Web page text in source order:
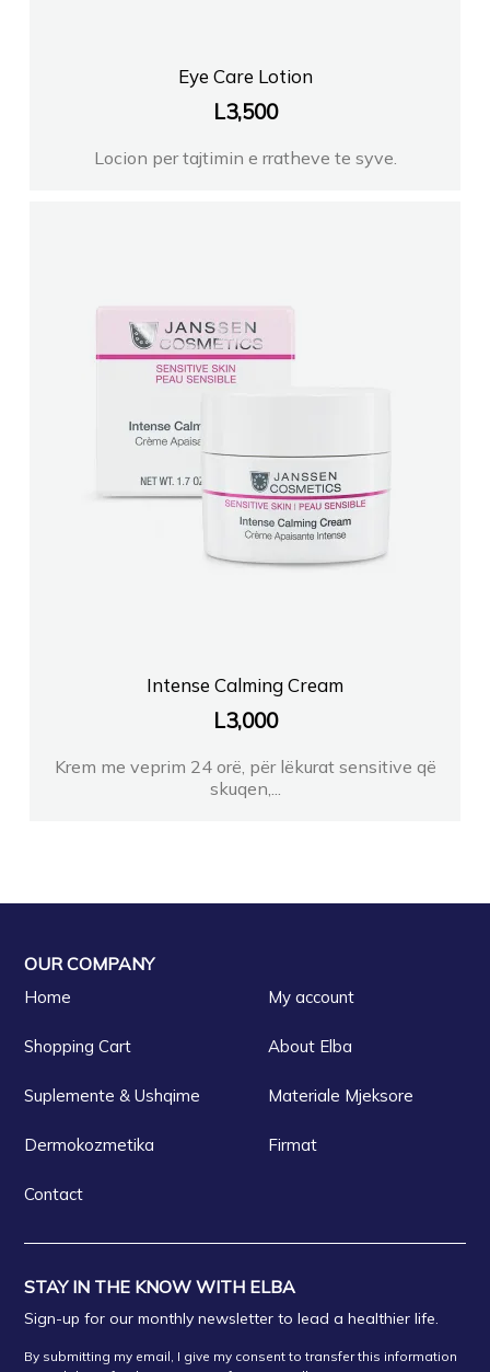
Eye Care Lotion
L3,500
Locion per tajtimin e rratheve te syve.
Intense Calming Cream
L3,000
Krem me veprim 24 orë, për lëkurat sensitive që
skuqen,...
OUR COMPANY
Home My account
Shopping Cart About Elba
Suplemente & Ushqime Materiale Mjeksore
Dermokozmetika Firmat
Contact
STAY IN THE KNOW WITH ELBA
Sign-up for our monthly newsletter to lead a healthier life.
By submitting my email, I give my consent to transfer this information